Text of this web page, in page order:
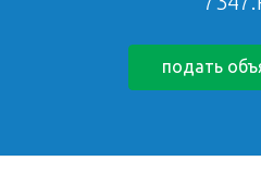
подать